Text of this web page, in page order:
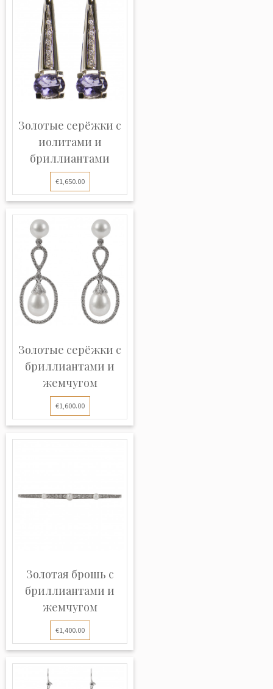
Золотые серёжки с
иолитами и
бриллиантами
€1,650.00
Золотые серёжки с
бриллиантами и
жемчугом
€1,600.00
Золотая брошь с
бриллиантами и
жемчугом
€1,400.00